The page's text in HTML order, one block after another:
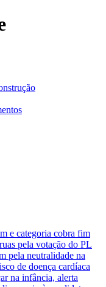
e categoria cobra fim
pela votação do PL
pela neutralidade na
de doença cardíaca
na infância, alerta